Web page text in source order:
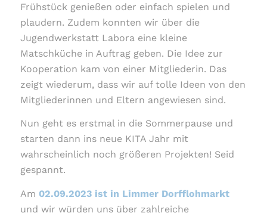
Frühstück genießen oder einfach spielen und
plaudern. Zudem konnten wir über die
Jugendwerkstatt Labora eine kleine
Matschküche in Auftrag geben. Die Idee zur
Kooperation kam von einer Mitgliederin. Das
zeigt wiederum, dass wir auf tolle Ideen von den
Mitgliederinnen und Eltern angewiesen sind.
Nun geht es erstmal in die Sommerpause und
starten dann ins neue KITA Jahr mit
wahrscheinlich noch größeren Projekten! Seid
gespannt.
Am 02.09.2023 ist in Limmer Dorfflohmarkt
und wir würden uns über zahlreiche